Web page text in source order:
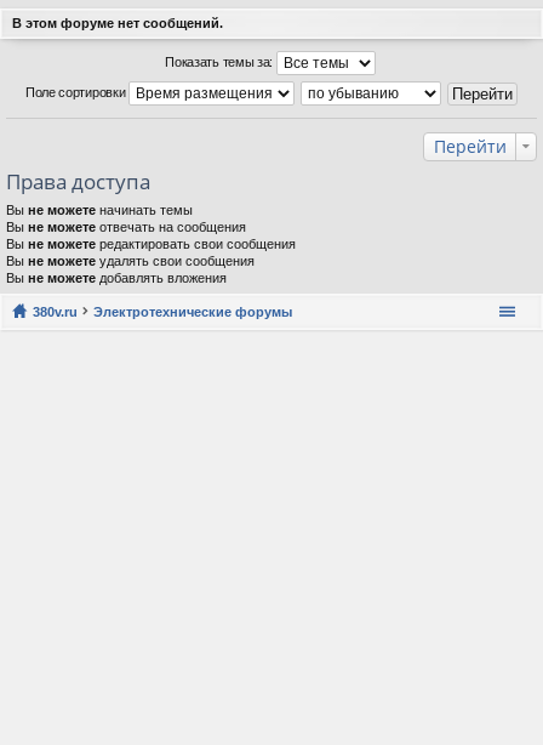
В этом форуме нет сообщений.
Показать темы за:
Поле сортировки
Перейти
Права доступа
Вы не можете начинать темы
Вы не можете отвечать на сообщения
Вы не можете редактировать свои сообщения
Вы не можете удалять свои сообщения
Вы не можете добавлять вложения
380v.ru Электротехнические форумы